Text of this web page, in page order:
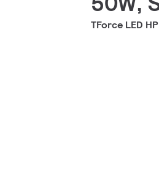
TForce LED